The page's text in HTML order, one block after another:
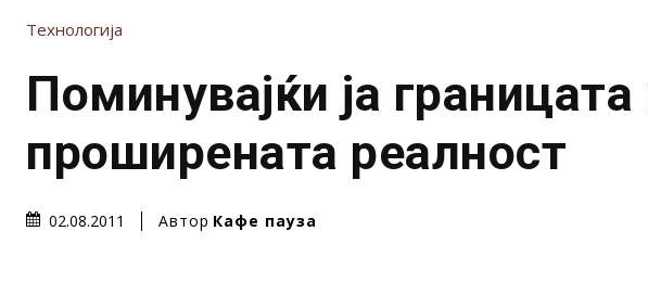
Технологија
Поминувајќи ја границата
проширената реалност
02.08.2011 Автор Кафе пауза